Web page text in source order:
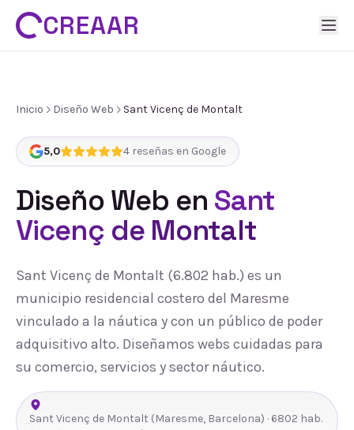
CREAAR
Inicio Diseño Web Sant Vicenç de Montalt
5,0 4 reseñas en Google
Diseño Web en Sant
Vicenç de Montalt
Sant Vicenç de Montalt (6.802 hab.) es un
municipio residencial costero del Maresme
vinculado a la náutica y con un público de poder
adquisitivo alto. Diseñamos webs cuidadas para
su comercio, servicios y sector náutico.
Sant Vicenç de Montalt (Maresme, Barcelona) · 6802 hab.